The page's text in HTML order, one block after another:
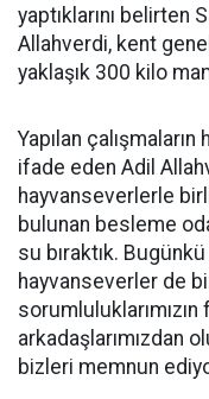
yaptıklarını belirten
Allahverdi, kent
yaklaşık 300 kilo
Yapılan
ifade eden Adil
hayvanseverlerle
bulunan besleme
su bıraktık.
hayvanseverler de
sorumluluklarımızın
arkadaşlarımızdan
bizleri memnun